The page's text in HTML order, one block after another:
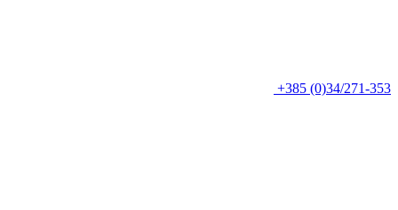
+385 (0)34/271-353